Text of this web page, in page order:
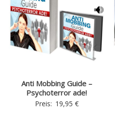
Anti Mobbing Guide –
Psychoterror ade!
Preis: 19,95 €